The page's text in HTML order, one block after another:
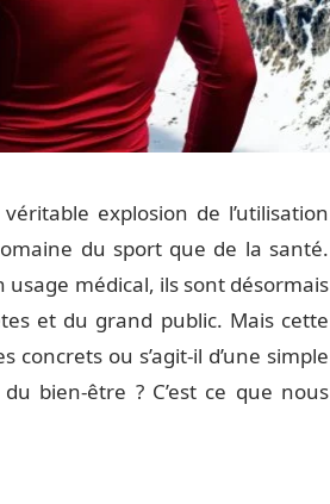
explosion de l’utilisation
du sport que de la santé.
médical, ils sont désormais
et du grand public. Mais cette
ou s’agit-il d’une simple
bien-être ? C’est ce que nous